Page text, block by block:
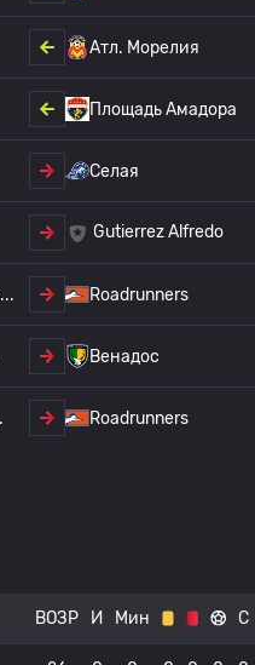
Атл. Морелия
Площадь Амадора
Селая
Gutierrez Alfredo
Roadrunners
Венадос
Roadrunners
ВОЗР И Мин С